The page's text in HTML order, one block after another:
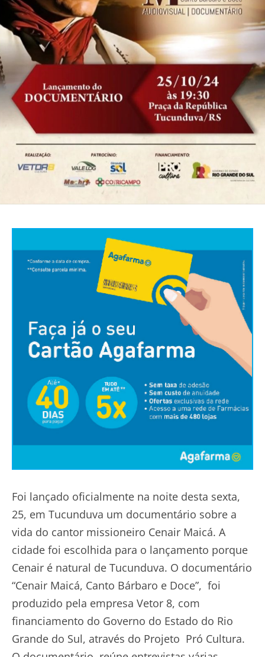
Foi lançado oficialmente na noite desta sexta,
25, em Tucunduva um documentário sobre a
vida do cantor missioneiro Cenair Maicá. A
cidade foi escolhida para o lançamento porque
Cenair é natural de Tucunduva. O documentário
“Cenair Maicá, Canto Bárbaro e Doce”, foi
produzido pela empresa Vetor 8, com
financiamento do Governo do Estado do Rio
Grande do Sul, através do Projeto Pró Cultura.